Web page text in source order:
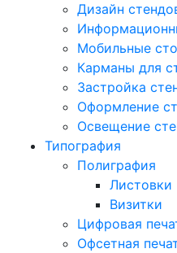
Дизайн
Мобильные
Карманы для
Застройка
Оформление
Освещение
Типография
Полиграфия
Листовки
Визитки
Цифровая
Офсетная